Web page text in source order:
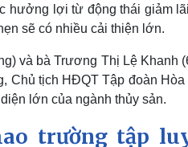
hưởng lợi từ động thái giảm
sẽ có nhiều cải thiện lớn.
và bà Trương Thị Lệ Khanh
Chủ tịch HĐQT Tập đoàn Hòa
lớn của ngành thủy sản.
trường tập